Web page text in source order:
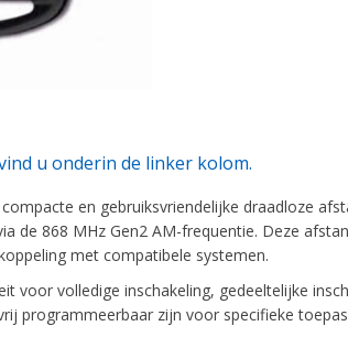
u onderin de linker kolom.
en gebruiksvriendelijke draadloze
de 868 MHz Gen2 AM-frequentie. Deze
met compatibele systemen.
voor volledige inschakeling, gedeeltelijke
programmeerbaar zijn voor specifieke